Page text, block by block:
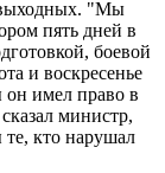
"Мы
пять дней в
боевой
и воскресенье
имел право в
министр,
кто нарушал